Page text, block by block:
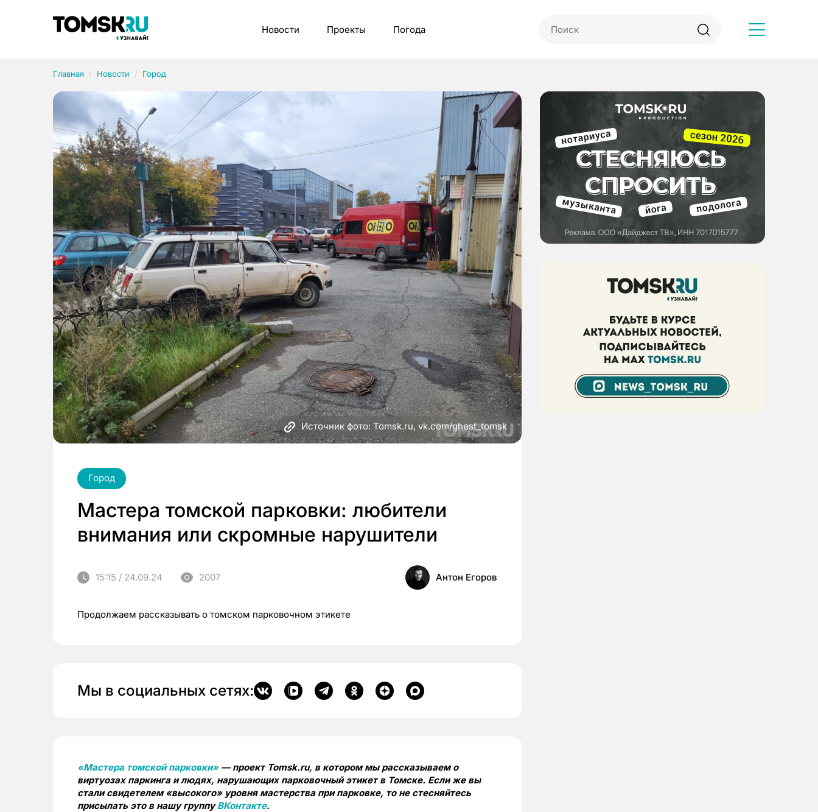
Новости Проекты Погода
Главная Новости Город
Источник фото: Tomsk.ru, vk.com/ghest_tomsk
Город
Мастера томской парковки: любители
внимания или скромные нарушители
15:15 / 24.09.24 2007 Антон Егоров
Продолжаем рассказывать о томском парковочном этикете
Мы в социальных сетях:
«Мастера томской парковки» — проект Tomsk.ru, в котором мы рассказываем о
виртуозах паркинга и людях, нарушающих парковочный этикет в Томске. Если же вы
стали свидетелем «высокого» уровня мастерства при парковке, то не стесняйтесь
присылать это в нашу группуВКонтакте.
Рубрики